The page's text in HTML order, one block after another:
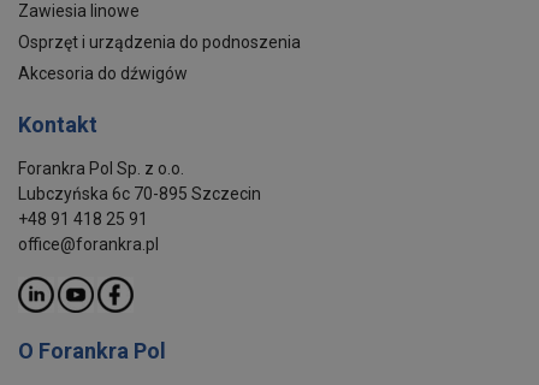
Zawiesia linowe
Osprzęt i urządzenia do podnoszenia
Akcesoria do dźwigów
Kontakt
Forankra Pol Sp. z o.o.
Lubczyńska 6c 70-895 Szczecin
+48 91 418 25 91
office@forankra.pl
O Forankra Pol